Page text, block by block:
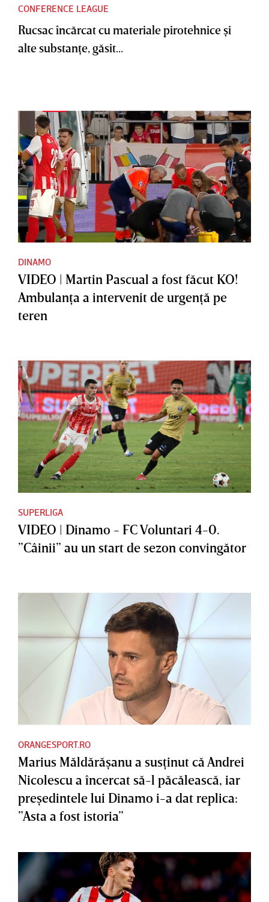
CONFERENCE LEAGUE
Rucsac încărcat cu materiale pirotehnice şi
alte substanţe, găsit...
DINAMO
VIDEO | Martin Pascual a fost făcut KO!
Ambulanţa a intervenit de urgenţă pe
teren
SUPERLIGA
VIDEO | Dinamo - FC Voluntari 4-0.
”Câinii” au un start de sezon convingător
ORANGESPORT.RO
Marius Măldărăşanu a susţinut că Andrei
Nicolescu a încercat să-l păcălească, iar
preşedintele lui Dinamo i-a dat replica:
”Asta a fost istoria”